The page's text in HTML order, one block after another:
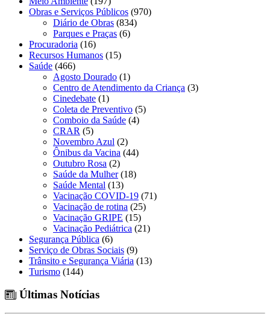
Obras e Serviços Públicos (970)
Diário de Obras (834)
Parques e Praças (6)
Procuradoria (16)
Recursos Humanos (15)
Saúde (466)
Agosto Dourado (1)
Centro de Atendimento da Criança (3)
Cinedebate (1)
Coleta de Preventivo (5)
Comboio da Saúde (4)
CRAR (5)
Novembro Azul (2)
Ônibus da Vacina (44)
Outubro Rosa (2)
Saúde da Mulher(18)
Saúde Mental (13)
Vacinação COVID-19 (71)
Vacinação de rotina (25)
Vacinação GRIPE (15)
Vacinação Pediátrica (21)
Segurança Pública (6)
Serviço de Obras Sociais (9)
Trânsito e Segurança Viária (13)
Turismo (144)
Últimas Notícias